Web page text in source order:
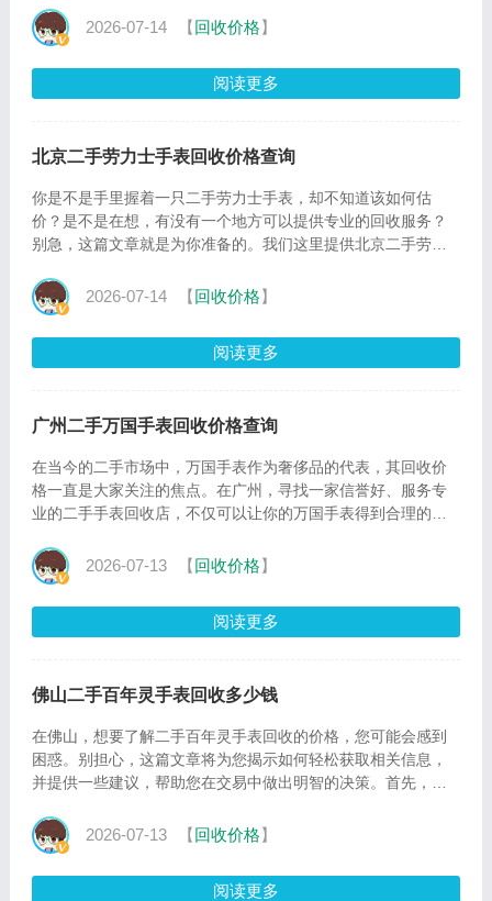
2026-07-14 【回收价格】
阅读更多
北京二手劳力士手表回收价格查询
你是不是手里握着一只二手劳力士手表，却不知道该如何估
价？是不是在想，有没有一个地方可以提供专业的回收服务？
别急，这篇文章就是为你准备的。我们这里提供北京二手劳力
2026-07-14 【回收价格】
阅读更多
广州二手万国手表回收价格查询
在当今的二手市场中，万国手表作为奢侈品的代表，其回收价
格一直是大家关注的焦点。在广州，寻找一家信誉好、服务专
业的二手手表回收店，不仅可以让你的万国手表得到合理的定
2026-07-13 【回收价格】
阅读更多
佛山二手百年灵手表回收多少钱
在佛山，想要了解二手百年灵手表回收的价格，您可能会感到
困惑。别担心，这篇文章将为您揭示如何轻松获取相关信息，
并提供一些建议，帮助您在交易中做出明智的决策。首先，让
2026-07-13 【回收价格】
阅读更多